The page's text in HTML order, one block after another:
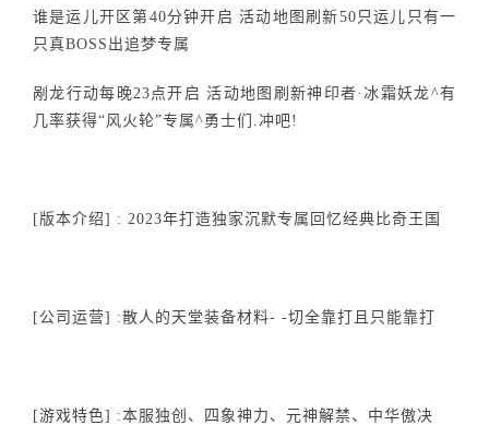
谁是运儿开区第40分钟开启 活动地图刷新50只运儿只有一
只真BOSS出追梦专属
剐龙行动每晚23点开启 活动地图刷新神印者·冰霜妖龙^有
几率获得“风火轮”专属^勇士们.冲吧!
[版本介绍] : 2023年打造独家沉默专属回忆经典比奇王国
[公司运营] :散人的天堂装备材料- -切全靠打且只能靠打
[游戏特色] :本服独创、四象神力、元神解禁、中华傲决